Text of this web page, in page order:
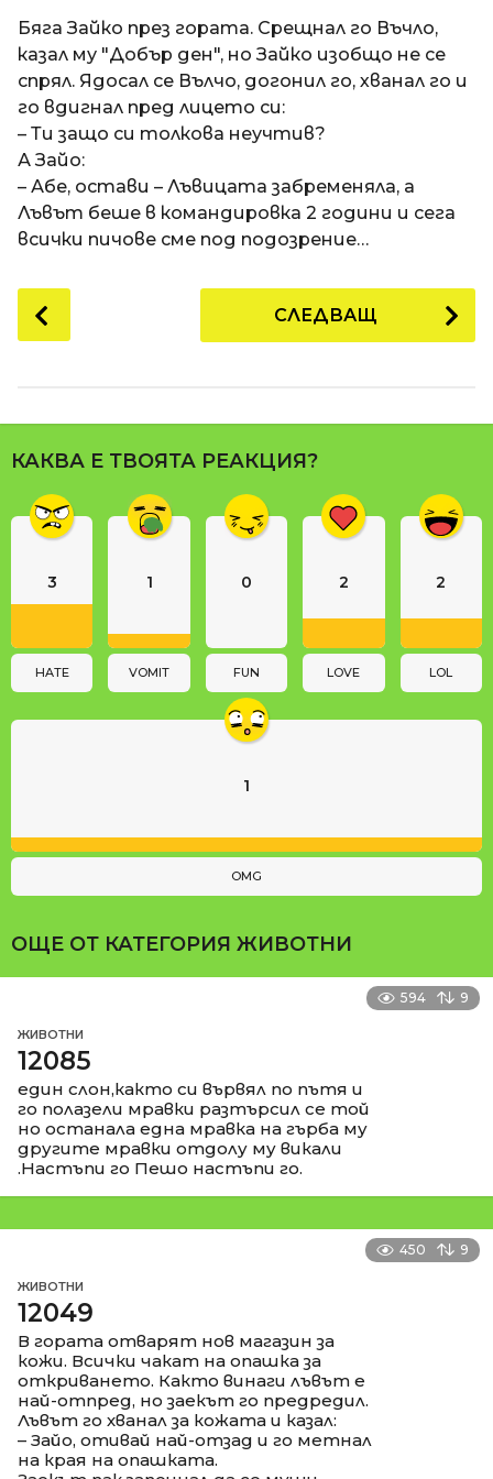
п
р
е
д
и
1
8
г
о
и
и
е
и
t
i
Бяга Зайко през гората. Срещнал го Въчло,
казал му "Добър ден", но Зайко изобщо не се
спрял. Ядосал се Вълчо, догонил го, хванал го и
го вдигнал пред лицето си:
– Ти защо си толкова неучтив?
А Зайо:
– Абе, остави – Лъвицата забременяла, а
Лъвът беше в командировка 2 години и сега
всички пичове сме под подозрение…
o
P
a
g
n
o
СЛЕДВАЩ
КАКВА Е ТВОЯТА РЕАКЦИЯ?
3
HATE
1
VOMIT
0
FUN
2
LOVE
2
LOL
1
OMG
ОЩЕ ОТ КАТЕГОРИЯ ЖИВОТНИ
594 9
ЖИВОТНИ
12085
един слон,както си вървял по пътя и
го полазели мравки разтърсил се той
но останала една мравка на гърба му
другите мравки отдолу му викали
.Настъпи го Пешо настъпи го.
450 9
ЖИВОТНИ
12049
В гората отварят нов магазин за
кожи. Всички чакат на опашка за
откриването. Както винаги лъвът е
най-отпред, но заекът го предредил.
Лъвът го хванал за кожата и казал:
– Зайо, отивай най-отзад и го метнал
на края на опашката.